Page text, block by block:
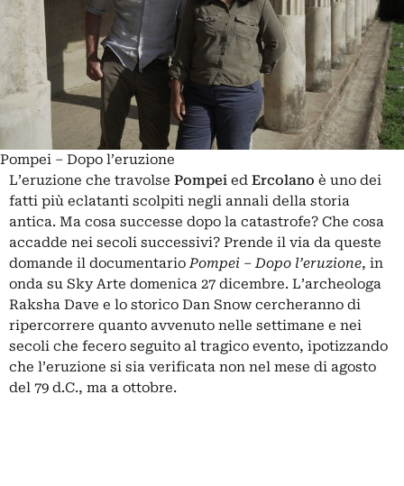
Pompei – Dopo l’eruzione
L’eruzione che travolse Pompei ed Ercolano è uno dei
fatti più eclatanti scolpiti negli annali della storia
antica. Ma cosa successe dopo la catastrofe? Che cosa
accadde nei secoli successivi? Prende il via da queste
domande il documentarioPompei – Dopo l’eruzione, in
onda su Sky Arte domenica 27 dicembre. L’archeologa
Raksha Dave e lo storico Dan Snow cercheranno di
ripercorrere quanto avvenuto nelle settimane e nei
secoli che fecero seguito al tragico evento, ipotizzando
che l’eruzione si sia verificata non nel mese di agosto
del 79 d.C., ma a ottobre.